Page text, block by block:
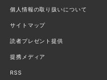
個人情報の取り扱いについて
サイトマップ
読者プレゼント提供
提携メディア
RSS